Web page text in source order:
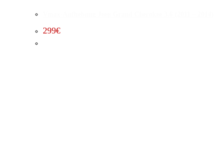
299€